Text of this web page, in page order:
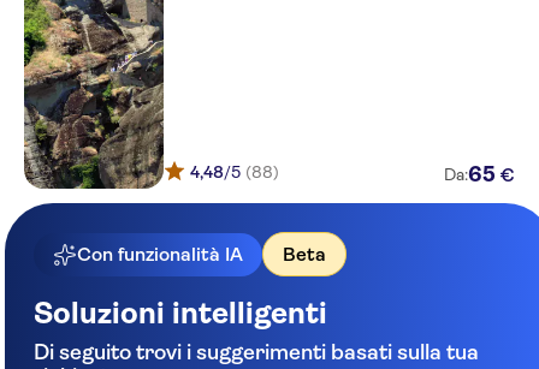
Parga Princess
Kanali Studios
Petrino Resort
Magda's
Alea Resort
Maria Studios (Prevez Parga)
MarBella Elix PVK
4,48/5 (88) Da:65 €
Con funzionalità IA Beta
Soluzioni intelligenti
Di seguito trovi i suggerimenti basati sulla tua